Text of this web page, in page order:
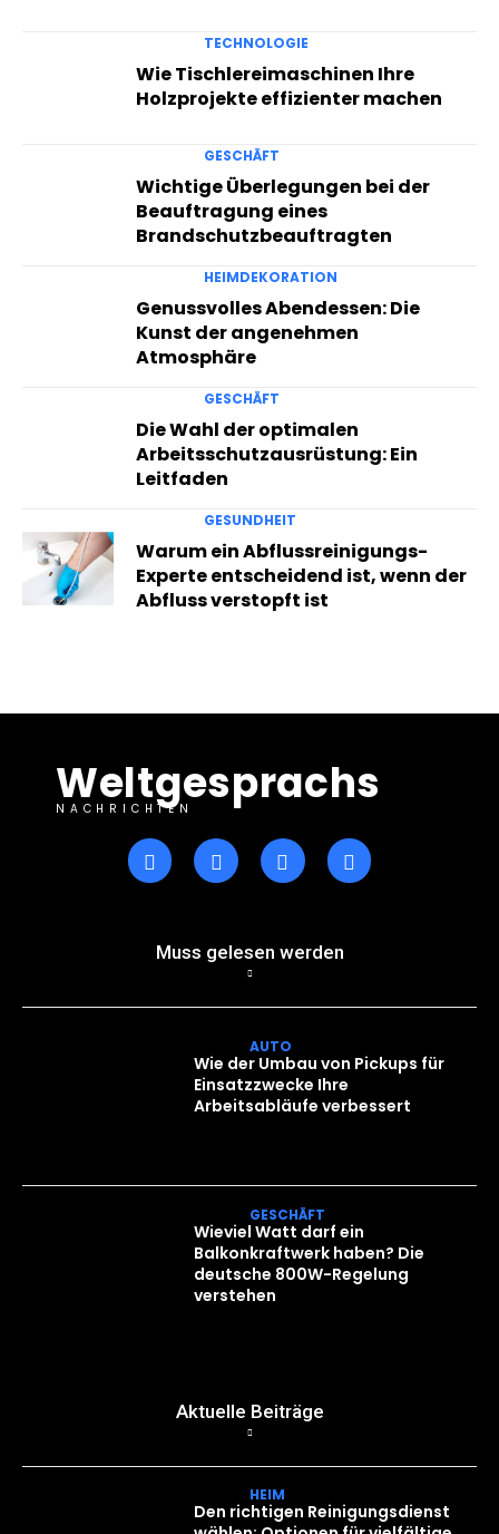
TECHNOLOGIE
Wie Tischlereimaschinen Ihre
Holzprojekte effizienter machen
GESCHÄFT
Wichtige Überlegungen bei der
Beauftragung eines
Brandschutzbeauftragten
HEIMDEKORATION
Genussvolles Abendessen: Die
Kunst der angenehmen
Atmosphäre
GESCHÄFT
Die Wahl der optimalen
Arbeitsschutzausrüstung: Ein
Leitfaden
GESUNDHEIT
Warum ein Abflussreinigungs-
Experte entscheidend ist, wenn der
Abfluss verstopft ist
Weltgesprachs
NACHRICHTEN
Muss gelesen werden
AUTO
Wie der Umbau von Pickups für
Einsatzzwecke Ihre
Arbeitsabläufe verbessert
GESCHÄFT
Wieviel Watt darf ein
Balkonkraftwerk haben? Die
deutsche 800W-Regelung
verstehen
Aktuelle Beiträge
HEIM
Den richtigen Reinigungsdienst